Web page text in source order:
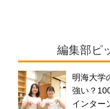
編集部ピ
明海大学
強い？
インター